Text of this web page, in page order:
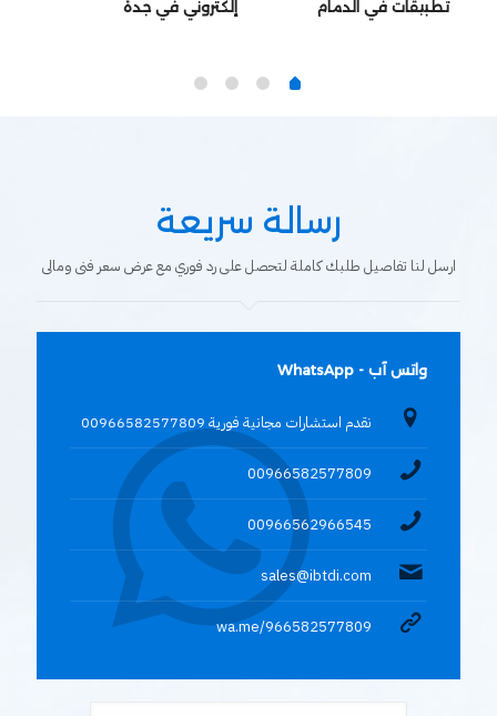
تطبيقات في الدمام
إلكتروني في جدة
رسالة سريعة
ارسل لنا تفاصيل طلبك كاملة لتحصل على رد فوري مع عرض سعر فنى ومالى
واتس آب - WhatsApp
نقدم استشارات مجانية فورية 00966582577809
00966582577809
00966562966545
sales@ibtdi.com
wa.me/966582577809